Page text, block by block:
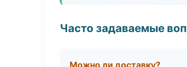
Часто задаваемые
Можно ли доставку?